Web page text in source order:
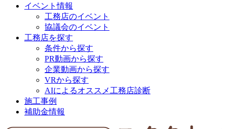
イベント情報
工務店のイベント
協議会のイベント
工務店を探す
条件から探す
PR動画から探す
企業動画から探す
VRから探す
AIによるオススメ工務店診断
施工事例
補助金情報